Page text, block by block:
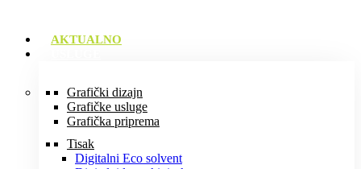
AKTUALNO
Grafički dizajn
Grafičke usluge
Grafička priprema
Tisak
Digitalni Eco solvent